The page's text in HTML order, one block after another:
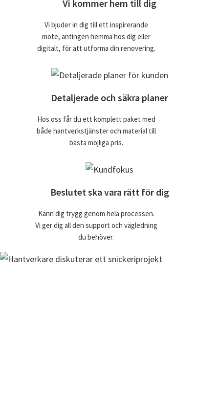
Vi kommer hem till dig
Vi bjuder in dig till ett inspirerande
möte, antingen hemma hos dig eller
digitalt, för att utforma din renovering.
Detaljerade och säkra planer
Hos oss får du ett komplett paket med
både hantverkstjänster och material till
bästa möjliga pris.
Beslutet ska vara rätt för dig
Känn dig trygg genom hela processen.
Vi ger dig all den support och vägledning
du behöver.